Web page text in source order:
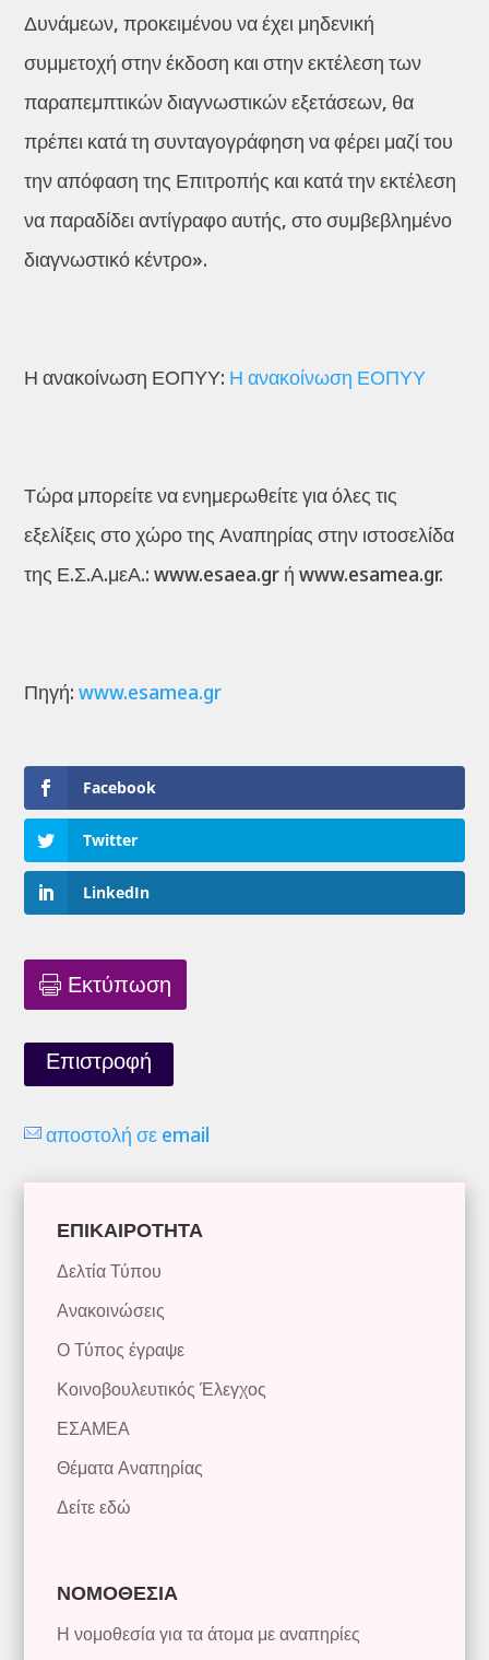
Δυνάμεων, προκειμένου να έχει μηδενική
συμμετοχή στην έκδοση και στην εκτέλεση των
παραπεμπτικών διαγνωστικών εξετάσεων, θα
πρέπει κατά τη συνταγογράφηση να φέρει μαζί του
την απόφαση της Επιτροπής και κατά την εκτέλεση
να παραδίδει αντίγραφο αυτής, στο συμβεβλημένο
διαγνωστικό κέντρο».
Η ανακοίνωση ΕΟΠΥΥ: Η ανακοίνωση ΕΟΠΥΥ
Τώρα μπορείτε να ενημερωθείτε για όλες τις
εξελίξεις στο χώρο της Αναπηρίας στην ιστοσελίδα
της Ε.Σ.Α.μεΑ.: www.esaea.gr ή www.esamea.gr.
Πηγή:www.esamea.gr
Facebook
Twitter
LinkedIn
Εκτύπωση
Επιστροφή
αποστολή σε email
ΕΠΙΚΑΙΡΟΤΗΤΑ
Δελτία Τύπου
Ανακοινώσεις
Ο Τύπος έγραψε
Κοινοβουλευτικός Έλεγχος
ΕΣΑΜΕΑ
Θέματα Αναπηρίας
Δείτε εδώ
ΝΟΜΟΘΕΣΙΑ
Η νομοθεσία για τα άτομα με αναπηρίες